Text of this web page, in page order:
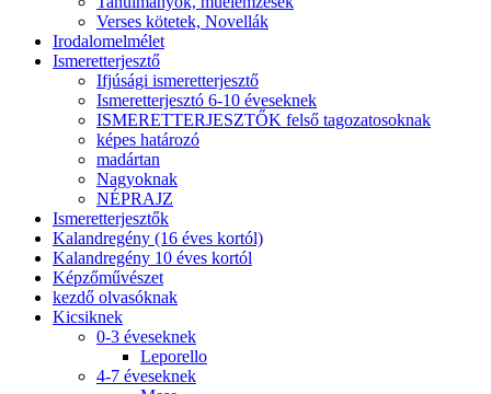
Verses kötetek, Novellák
Irodalomelmélet
Ismeretterjesztő
Ifjúsági ismeretterjesztő
Ismeretterjesztó 6-10 éveseknek
ISMERETTERJESZTŐK felső tagozatosoknak
képes határozó
madártan
Nagyoknak
NÉPRAJZ
Ismeretterjesztők
Kalandregény (16 éves kortól)
Kalandregény 10 éves kortól
Képzőművészet
kezdő olvasóknak
Kicsiknek
0-3 éveseknek
Leporello
4-7 éveseknek